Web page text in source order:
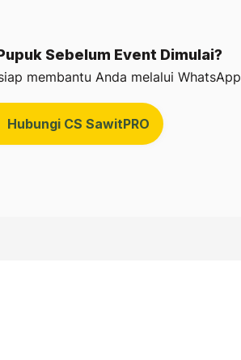
Sebelum Event Dimulai?
membantu Anda melalui WhatsApp
Hubungi CS SawitPRO